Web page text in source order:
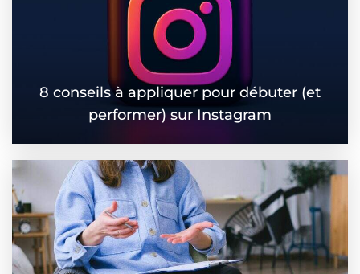
8 conseils à appliquer pour débuter (et
performer) sur Instagram